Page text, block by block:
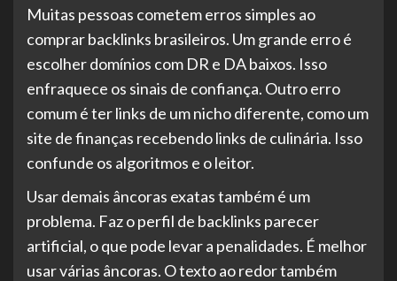
Muitas pessoas cometem erros simples ao
comprar backlinks brasileiros. Um grande erro é
escolher domínios com DR e DA baixos. Isso
enfraquece os sinais de confiança. Outro erro
comum é ter links de um nicho diferente, como um
site de finanças recebendo links de culinária. Isso
confunde os algoritmos e o leitor.
Usar demais âncoras exatas também é um
problema. Faz o perfil de backlinks parecer
artificial, o que pode levar a penalidades. É melhor
usar várias âncoras. O texto ao redor também